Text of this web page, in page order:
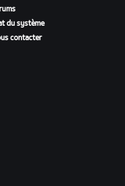
du système
contacter